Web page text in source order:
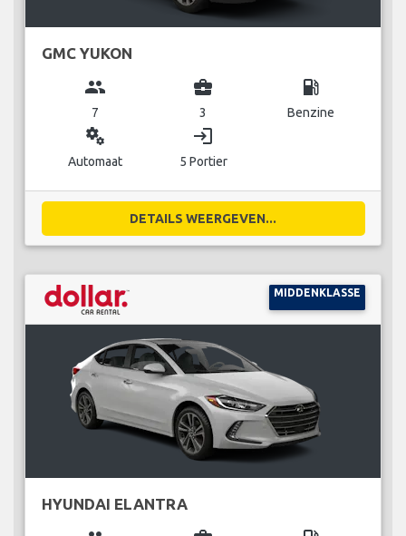
GMC YUKON
group
7
business_center
3
local_gas_station
Benzine
miscellaneous_services
Automaat
login
5 Portier
DETAILS WEERGEVEN...
MIDDENKLASSE
HYUNDAI ELANTRA